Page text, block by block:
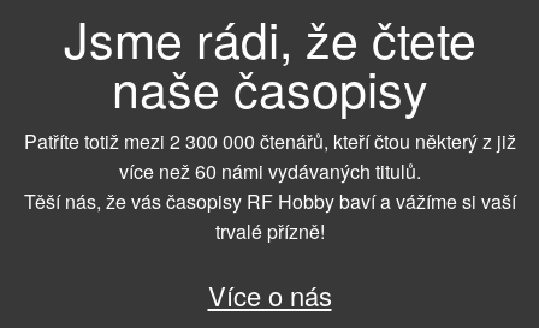
Jsme rádi, že čtete
naše časopisy
Patříte totiž mezi 2 300 000 čtenářů, kteří čtou některý z již
více než 60 námi vydávaných titulů.
Těší nás, že vás časopisy RF Hobby baví a vážíme si vaší
trvalé přízně!
Více o nás